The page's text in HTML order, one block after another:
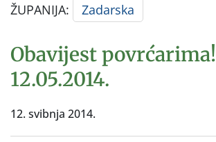
ŽUPANIJA: Zadarska
Obavijest povrćarima!
12.05.2014.
12. svibnja 2014.